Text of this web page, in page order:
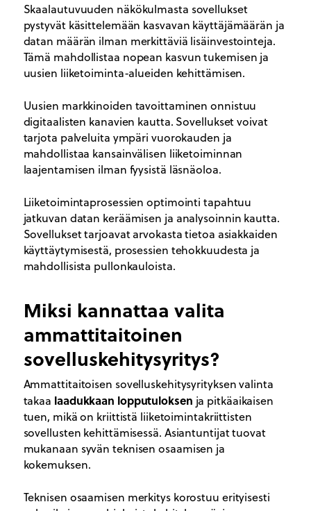
Skaalautuvuuden näkökulmasta sovellukset
pystyvät käsittelemään kasvavan käyttäjämäärän ja
datan määrän ilman merkittäviä lisäinvestointeja.
Tämä mahdollistaa nopean kasvun tukemisen ja
uusien liiketoiminta-alueiden kehittämisen.
Uusien markkinoiden tavoittaminen onnistuu
digitaalisten kanavien kautta. Sovellukset voivat
tarjota palveluita ympäri vuorokauden ja
mahdollistaa kansainvälisen liiketoiminnan
laajentamisen ilman fyysistä läsnäoloa.
Liiketoimintaprosessien optimointi tapahtuu
jatkuvan datan keräämisen ja analysoinnin kautta.
Sovellukset tarjoavat arvokasta tietoa asiakkaiden
käyttäytymisestä, prosessien tehokkuudesta ja
mahdollisista pullonkauloista.
Miksi kannattaa valita
ammattitaitoinen
sovelluskehitysyritys?
Ammattitaitoisen sovelluskehitysyrityksen valinta
takaa laadukkaan lopputuloksen ja pitkäaikaisen
tuen, mikä on kriittistä liiketoimintakriittisten
sovellusten kehittämisessä. Asiantuntijat tuovat
mukanaan syvän teknisen osaamisen ja
kokemuksen.
Teknisen osaamisen merkitys korostuu erityisesti